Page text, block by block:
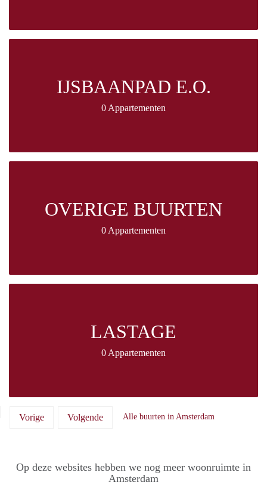
IJSBAANPAD E.O.
0 Appartementen
OVERIGE BUURTEN
0 Appartementen
LASTAGE
0 Appartementen
Vorige Volgende Alle buurten in Amsterdam
Op deze websites hebben we nog meer woonruimte in
Amsterdam